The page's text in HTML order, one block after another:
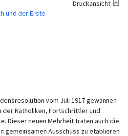
und der Erste
Druckansicht
vom Juli 1917 gewannen
der Katholiken, Fortschrittler und
Dieser neuen Mehrheit traten auch die
gemeinsamen Ausschuss zu etablieren